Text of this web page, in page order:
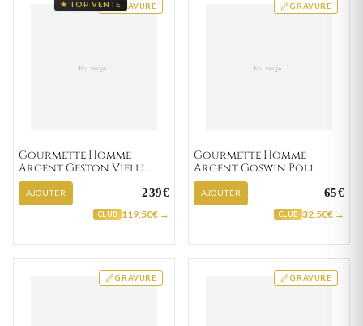
GRAVURE
★ TOP VENTE
Gourmette Homme
Argent Geston Vielli
cheval
AJOUTER 239€
CLUB 119,50€ →
GRAVURE
Gourmette Homme
Argent Goswin Poli
cheval
AJOUTER 65€
CLUB 32,50€ →
GRAVURE GRAVURE